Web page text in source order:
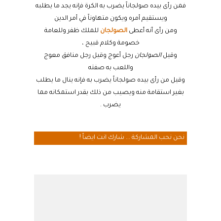
فمن رأى بيده صولجاناً يضرب به الكرة فإنه يجد ما يطلبه
ويستقيم أمره ويكون متهاوناً في أمر الدين
ومن رأى أنه أعطىالصولجان للملك ظفر وللعامة
خصومة وكلام قبيح ،
وقيلالصولجان رجل أعوج وقيل رجل منافق معوج
واللعب به صفته
وقيل من رأى بيده صولجاناً يضرب به فإنه ينال ما يطلب
بغير استقامة منه ويصيب من ذلك بقدر استمكانه مما
يضرب .
نحن نحب المشاركة ... شارك انت ايضاً !